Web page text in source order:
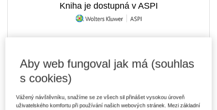
Kniha je dostupná v ASPI
Ušetříte 46 Kč
DMOC 309 Kč
Skladem- expedice do 2 pracovních dnů
V prodeji - ihned k dispozici
Co je Smarteca?
Aby web fungoval jak má (souhlas
s cookies)
Vážený návštěvníku, snažíme se ze všech sil přinášet vysokou úroveň
uživatelského komfortu při používání našich webových stránek. Mezi základní